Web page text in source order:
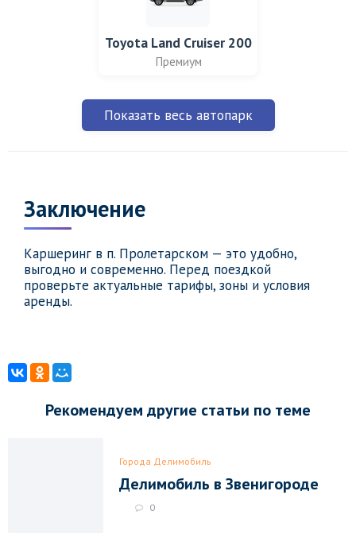
Toyota Land Cruiser 200
Премиум
Показать весь автопарк
Заключение
Каршеринг в п. Пролетарском — это удобно,
выгодно и современно. Перед поездкой
проверьте актуальные тарифы, зоны и условия
аренды.
Рекомендуем другие статьи по теме
Города Делимобиль
Делимобиль в Звенигороде
0